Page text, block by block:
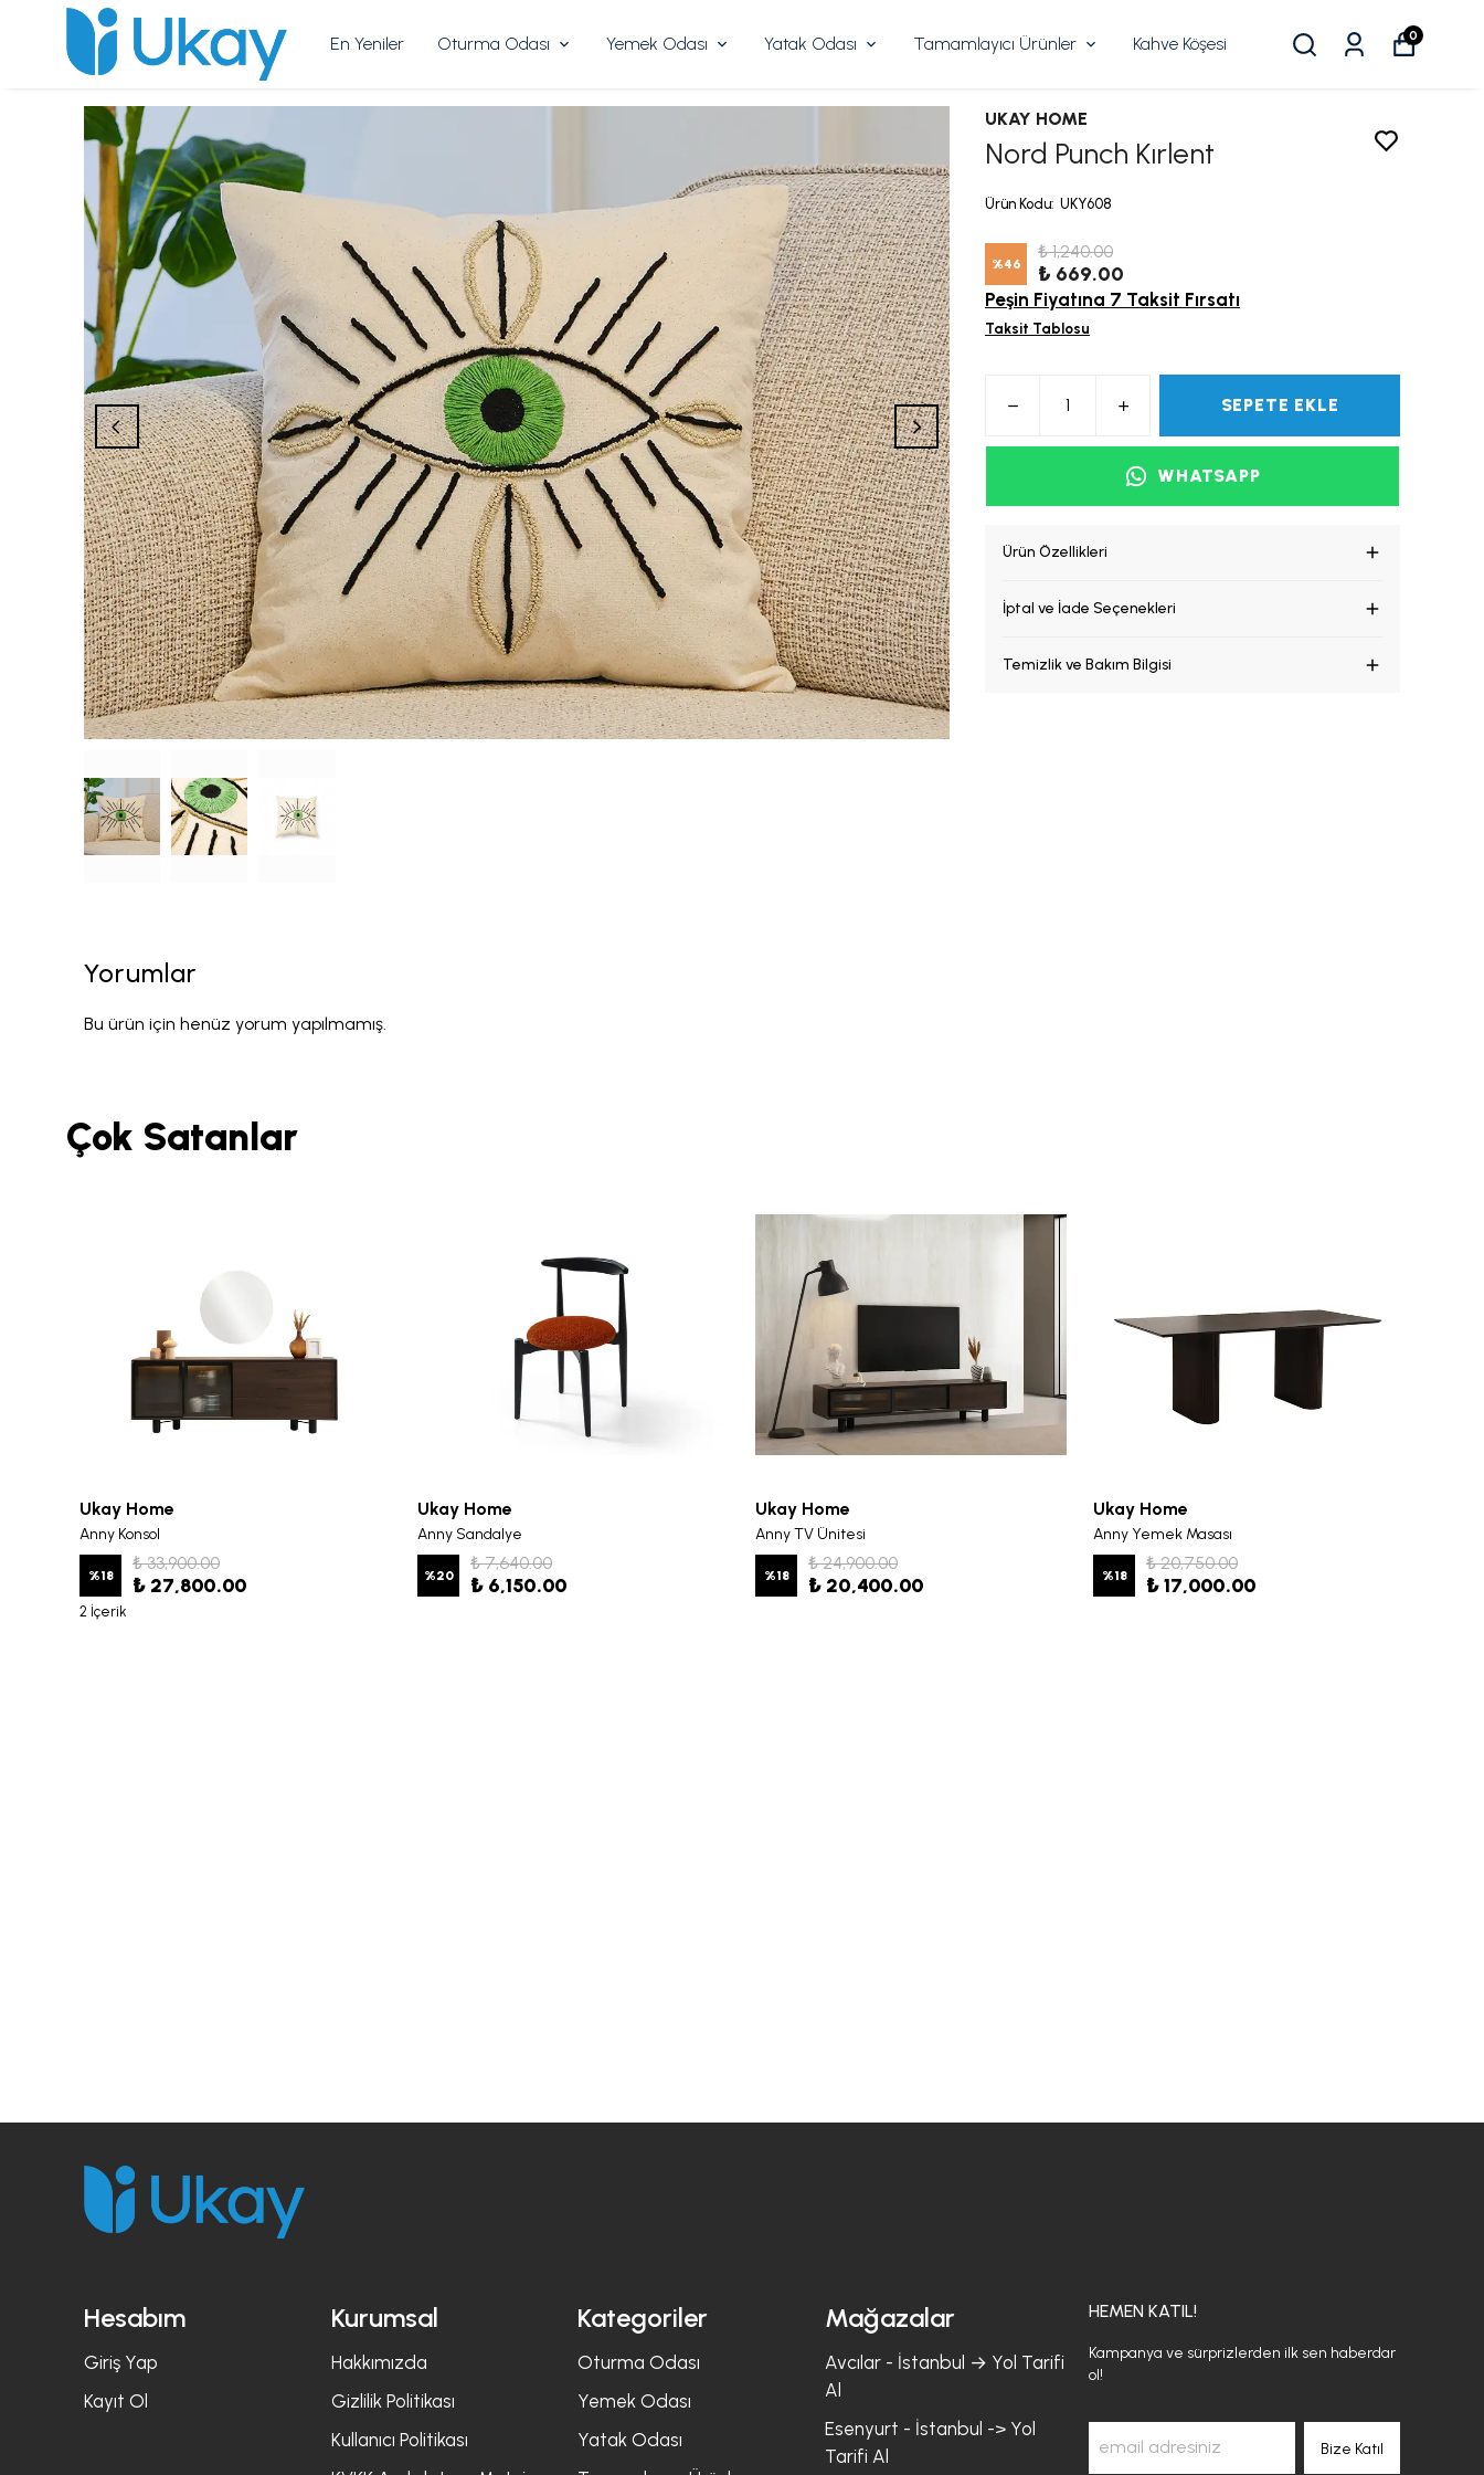
En Yeniler Oturma Odası Yemek Odası Yatak Odası Tamamlayıcı Ürünler Kahve Köşesi 0
UKAY HOME
Nord Punch Kırlent
Ürün Kodu: UKY608
%46
₺ 1,240.00
₺ 669.00
Peşin Fiyatına 7 Taksit Fırsatı
Taksit Tablosu
SEPETE EKLE
WHATSAPP
Ürün Özellikleri
İptal ve İade Seçenekleri
Temizlik ve Bakım Bilgisi
Yorumlar
Bu ürün için henüz yorum yapılmamış.
Çok Satanlar
Ukay Home
Anny Konsol
%18
₺ 33,900.00
₺ 27,800.00
2 İçerik
Ukay Home
Anny Sandalye
%20
₺ 7,640.00
₺ 6,150.00
Ukay Home
Anny TV Ünitesi
%18
₺ 24,900.00
₺ 20,400.00
Ukay Home
Anny Yemek Masası
%18
₺ 20,750.00
₺ 17,000.00
Hesabım
Giriş Yap
Kayıt Ol
Kurumsal
Hakkımızda
Gizlilik Politikası
Kullanıcı Politikası
Kategoriler
Oturma Odası
Yemek Odası
Yatak Odası
Mağazalar
Avcılar - İstanbul → Yol Tarifi
Al
Esenyurt - İstanbul -> Yol
Tarifi Al
HEMEN KATIL!
Kampanya ve sürprizlerden ilk sen haberdar
ol!
Bize Katıl